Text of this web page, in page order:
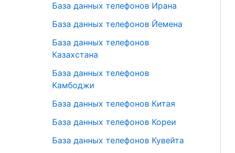
База данных телефонов Ирана
База данных телефонов Йемена
База данных телефонов
Казахстана
База данных телефонов
Камбоджи
База данных телефонов Китая
База данных телефонов Кореи
База данных телефонов Кувейта